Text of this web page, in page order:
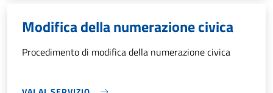
Modifica della numerazione civica
Procedimento di modifica della numerazione civica